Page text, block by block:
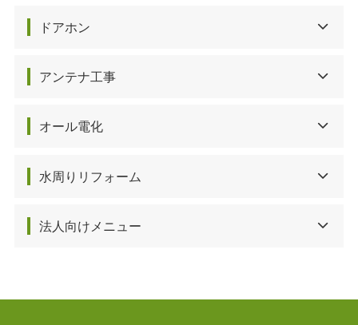
ドアホン
アンテナ工事
オール電化
水周りリフォーム
法人向けメニュー